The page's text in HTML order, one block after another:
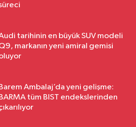
tarihinin en büyük SUV modeli
markanın yeni amiral gemisi
Barem Ambalaj’da yeni gelişme:
BARMA tüm BIST endekslerinden